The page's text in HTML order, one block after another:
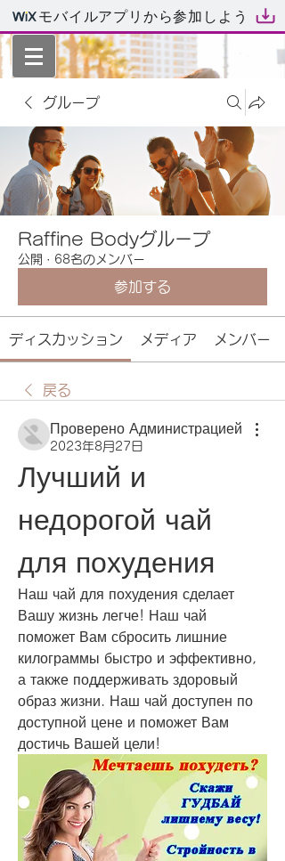
モバイルアプリから参加しよう
グループ
Raffine Bodyグループ
公開 · 68名のメンバー
参加する
ディスカッション メディア メンバー
戻る
Проверено Администрацией
2023年8月27日
Лучший и
недорогой чай
для похудения
Наш чай для похудения сделает
Вашу жизнь легче! Наш чай
поможет Вам сбросить лишние
килограммы быстро и эффективно,
а также поддерживать здоровый
образ жизни. Наш чай доступен по
доступной цене и поможет Вам
достичь Вашей цели!